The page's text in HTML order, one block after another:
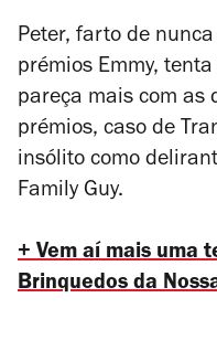
Peter, farto de
prémios Emmy,
pareça mais com as
prémios, caso de
insólito como
Family Guy.
+Vem aí mais uma
Brinquedos da